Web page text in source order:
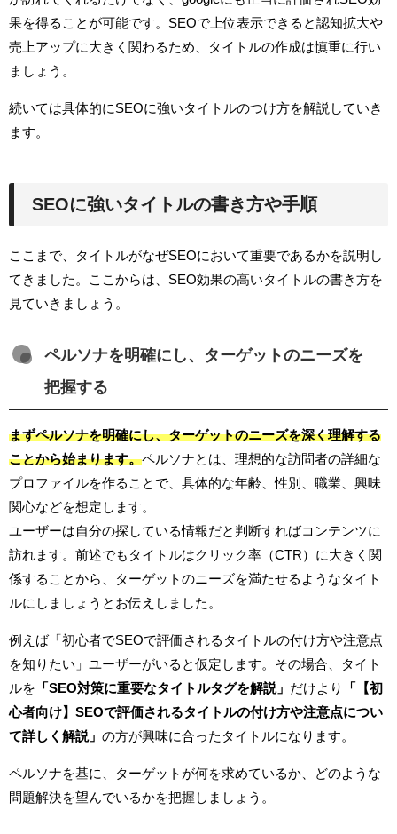
果を得ることが可能です。SEOで上位表示できると認知拡大や
売上アップに大きく関わるため、タイトルの作成は慎重に行い
ましょう。
続いては具体的にSEOに強いタイトルのつけ方を解説していき
ます。
SEOに強いタイトルの書き方や手順
ここまで、タイトルがなぜSEOにおいて重要であるかを説明し
てきました。ここからは、SEO効果の高いタイトルの書き方を
見ていきましょう。
ペルソナを明確にし、ターゲットのニーズを
把握する
まずペルソナを明確にし、ターゲットのニーズを深く理解する
ことから始まります。ペルソナとは、理想的な訪問者の詳細な
プロファイルを作ることで、具体的な年齢、性別、職業、興味
関心などを想定します。
ユーザーは自分の探している情報だと判断すればコンテンツに
訪れます。前述でもタイトルはクリック率（CTR）に大きく関
係することから、ターゲットのニーズを満たせるようなタイト
ルにしましょうとお伝えしました。
例えば「初心者でSEOで評価されるタイトルの付け方や注意点
を知りたい」ユーザーがいると仮定します。その場合、タイト
ルを 「SEO対策に重要なタイトルタグを解説」 だけより
「【初
心者向け】SEOで評価されるタイトルの付け方や注意点につい
て詳しく解説」 の方が興味に合ったタイトルになります。
ペルソナを基に、ターゲットが何を求めているか、どのような
問題解決を望んでいるかを把握しましょう。